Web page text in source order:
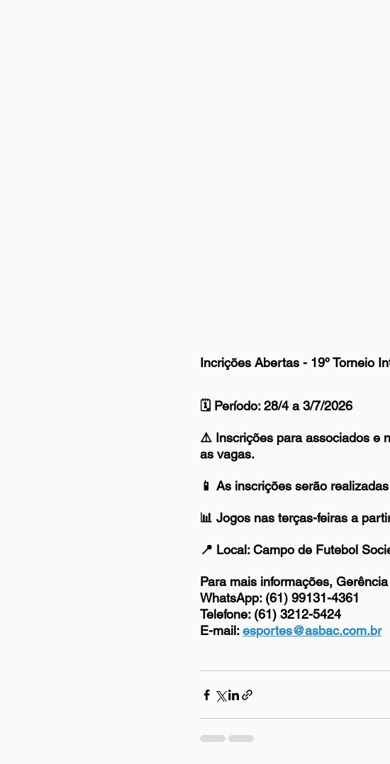
Incrições Abertas - 19º Torneio
🗓️ Período: 28/4 a 3/7/2026
⚠️ Inscrições para associados e
as vagas.
📱 As inscrições serão
📊 Jogos nas terças-feiras a
📍 Local: Campo de Futebol
Para mais informações,
WhatsApp: (61) 99131-4361
Telefone: (61) 3212-5424
E-mail: esportes@asbac.com.br